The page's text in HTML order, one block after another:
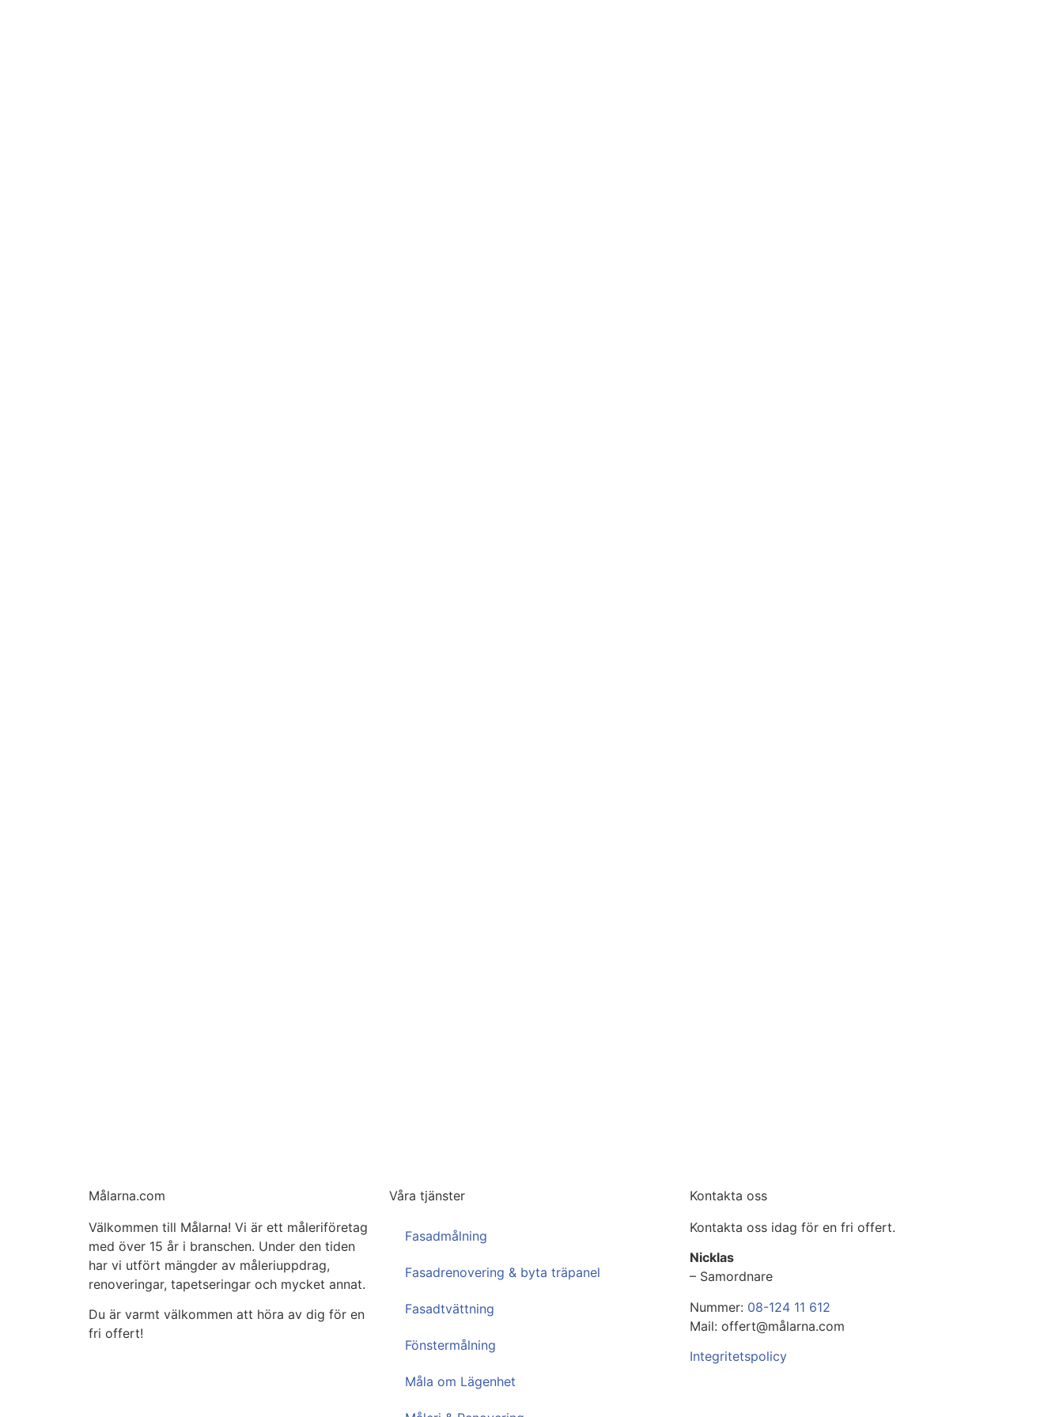
Målarna.com
Välkommen till Målarna! Vi är ett måleriföretag
med över 15 år i branschen. Under den tiden
har vi utfört mängder av måleriuppdrag,
renoveringar, tapetseringar och mycket annat.
Du är varmt välkommen att höra av dig för en
fri offert!
Våra tjänster
Fasadmålning
Fasadrenovering & byta träpanel
Fasadtvättning
Fönstermålning
Måla om Lägenhet
Kontakta oss
Kontakta oss idag för en fri offert.
Nicklas
– Samordnare
Nummer: 08-124 11 612
Mail: offert@målarna.com
Integritetspolicy